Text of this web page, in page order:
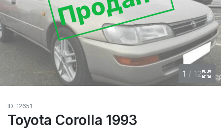
1 / 12
ID: 12651
Toyota Corolla 1993